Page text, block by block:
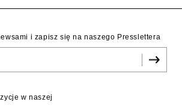
i zapisz się na naszego Presslettera
w naszej